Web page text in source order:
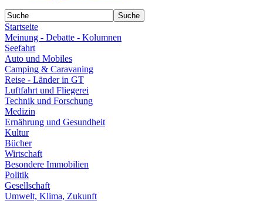
Startseite
Meinung - Debatte - Kolumnen
Seefahrt
Auto und Mobiles
Camping & Caravaning
Reise - Länder in GT
Luftfahrt und Fliegerei
Technik und Forschung
Medizin
Ernährung und Gesundheit
Kultur
Bücher
Wirtschaft
Besondere Immobilien
Politik
Gesellschaft
Umwelt, Klima, Zukunft